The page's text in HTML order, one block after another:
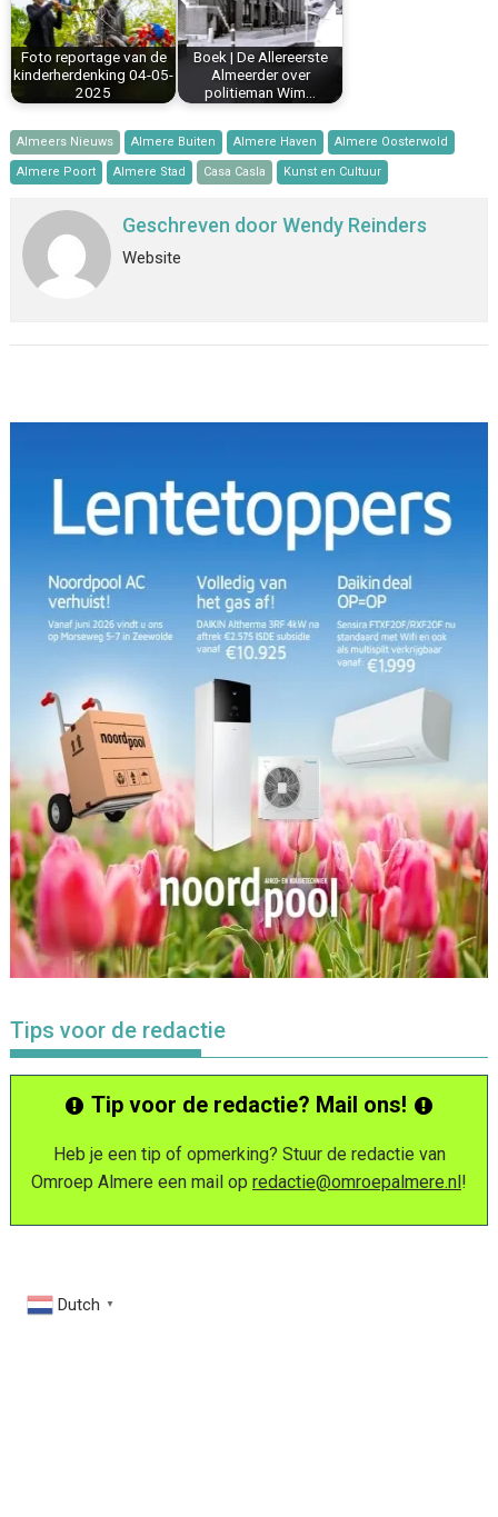
Foto reportage van de
kinderherdenking 04-05-
2025
Boek | De Allereerste
Almeerder over
politieman Wim…
Almeers Nieuws Almere Buiten Almere Haven Almere Oosterwold
Almere Poort Almere Stad Casa Casla Kunst en Cultuur
Geschreven doorWendy Reinders
Website
Tips voor de redactie
Tip voor de redactie? Mail ons!
Heb je een tip of opmerking? Stuur de redactie van
Omroep Almere een mail op redactie@omroepalmere.nl!
Dutch ▼